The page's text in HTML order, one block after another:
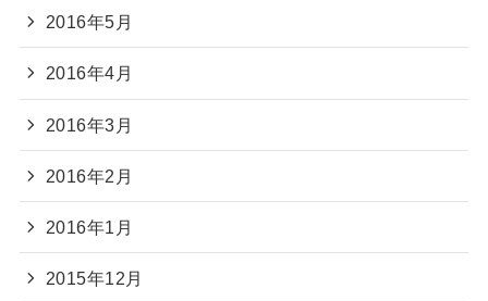
2016年5月
2016年4月
2016年3月
2016年2月
2016年1月
2015年12月